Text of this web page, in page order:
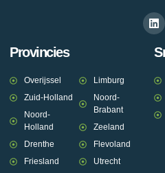
Provincies
Overijssel
Zuid-Holland
Noord-
Holland
Drenthe
Friesland
Limburg
Noord-
Brabant
Zeeland
Flevoland
Utrecht